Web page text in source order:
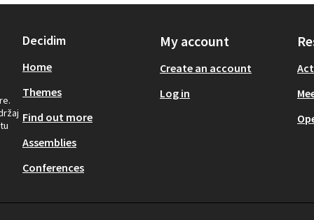
Decidim
Home
Themes
Find out more
Assemblies
Conferences
My account
Create an account
Log in